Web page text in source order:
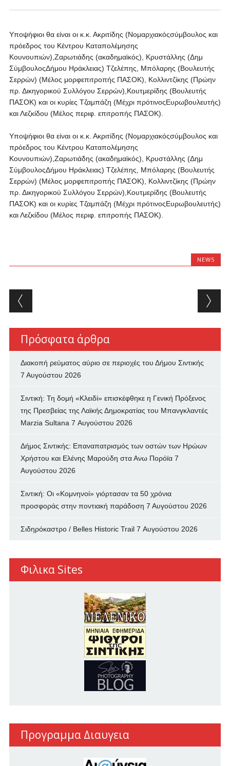
Υποψήφιοι θα είναι οι κ.κ. Ακριτίδης (Νομαρχιακόςσύμβουλος και
πρόεδρος του Κέντρου Καταπολέμησης
Κουνουπιών),Ζαρωτιάδης (ακαδημαϊκός), Κρυστάλλης (Δημ
ΣύμβουλοςΔήμου Ηράκλειας) Τζελέπης, Μπόλαρης (Βουλευτής
Σερρών) (Μέλος μορφεπιτροπής ΠΑΣΟΚ), Κολλιντζίκης (Πρώην
πρ. Δικηγορικού Συλλόγου Σερρών),Κουτμερίδης (Βουλευτής
ΠΑΣΟΚ) και οι κυρίες Τζαμπάζη (Μέχρι πρότινοςΕυρωβουλευτής)
και Λεζκίδου (Μέλος περιφ. επιτροπής ΠΑΣΟΚ).
Υποψήφιοι θα είναι οι κ.κ. Ακριτίδης (Νομαρχιακόςσύμβουλος και
πρόεδρος του Κέντρου Καταπολέμησης
Κουνουπιών),Ζαρωτιάδης (ακαδημαϊκός), Κρυστάλλης (Δημ
ΣύμβουλοςΔήμου Ηράκλειας) Τζελέπης, Μπόλαρης (Βουλευτής
Σερρών) (Μέλος μορφεπιτροπής ΠΑΣΟΚ), Κολλιντζίκης (Πρώην
πρ. Δικηγορικού Συλλόγου Σερρών),Κουτμερίδης (Βουλευτής
ΠΑΣΟΚ) και οι κυρίες Τζαμπάζη (Μέχρι πρότινοςΕυρωβουλευτής)
και Λεζκίδου (Μέλος περιφ. επιτροπής ΠΑΣΟΚ).
NEWS
Post navigation
Πρόσφατα άρθρα
Διακοπή ρεύματος αύριο σε περιοχές του Δήμου Σιντικής
7 Αυγούστου 2026
Σιντική: Τη δομή «Κλειδί» επισκέφθηκε η Γενική Πρόξενος
της Πρεσβείας της Λαϊκής Δημοκρατίας του Μπανγκλαντές
Marzia Sultana 7 Αυγούστου 2026
Δήμος Σιντικής: Επαναπατρισμός των oστών των Ηρώων
Χρήστου και Ελένης Μαρούδη στα Ανω Πορόϊα 7
Αυγούστου 2026
Σιντική: Οι «Κομνηνοί» γιόρτασαν τα 50 χρόνια
προσφοράς στην ποντιακή παράδοση 7 Αυγούστου 2026
Σιδηρόκαστρο / Belles Historic Trail 7 Αυγούστου 2026
Φιλικα Sites
Προγραμμα Διαυγεια